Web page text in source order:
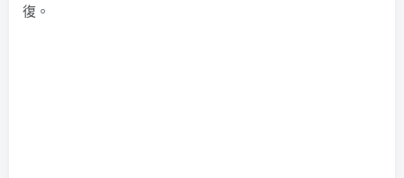
復。